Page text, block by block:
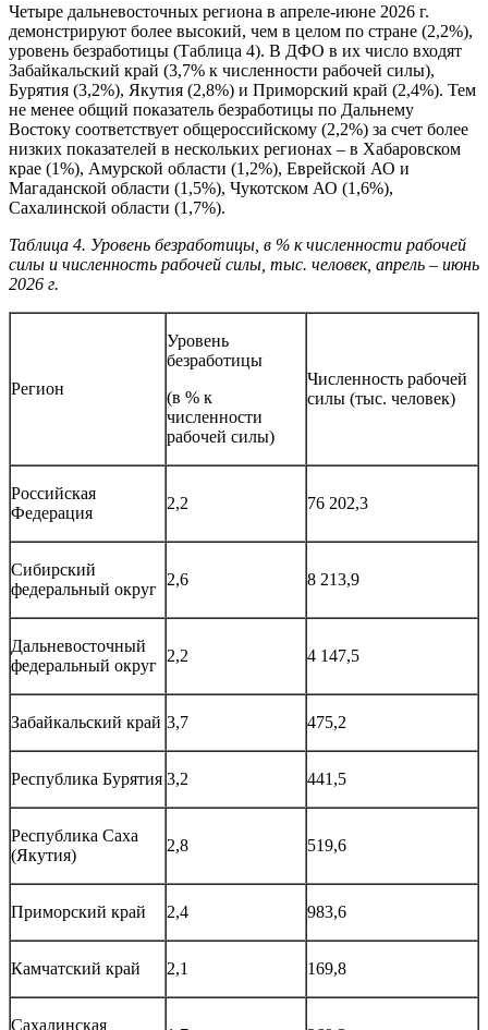
Четыре дальневосточных региона в апреле-июне 2026 г.
демонстрируют более высокий, чем в целом по стране (2,2%),
уровень безработицы (Таблица 4). В ДФО в их число входят
Забайкальский край (3,7% к численности рабочей силы),
Бурятия (3,2%), Якутия (2,8%) и Приморский край (2,4%). Тем
не менее общий показатель безработицы по Дальнему
Востоку соответствует общероссийскому (2,2%) за счет более
низких показателей в нескольких регионах – в Хабаровском
крае (1%), Амурской области (1,2%), Еврейской АО и
Магаданской области (1,5%), Чукотском АО (1,6%),
Сахалинской области (1,7%).
Таблица 4. Уровень безработицы, в % к численности рабочей
силы и численность рабочей силы, тыс. человек, апрель – июнь
2026 г.
Регион
Уровень
безработицы
(в % к
численности
рабочей силы)
Численность рабочей
силы (тыс. человек)
Российская
Федерация
2,2 76 202,3
Сибирский
федеральный округ
2,6 8 213,9
Дальневосточный
федеральный округ
2,2 4 147,5
Забайкальский край 3,7 475,2
Республика Бурятия 3,2 441,5
Республика Саха
(Якутия)
2,8 519,6
Приморский край 2,4 983,6
Камчатский край 2,1 169,8
Сахалинская